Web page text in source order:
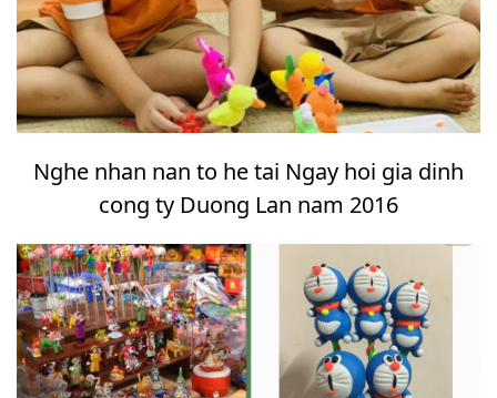
Nghe nhan nan to he tai Ngay hoi gia dinh
cong ty Duong Lan nam 2016